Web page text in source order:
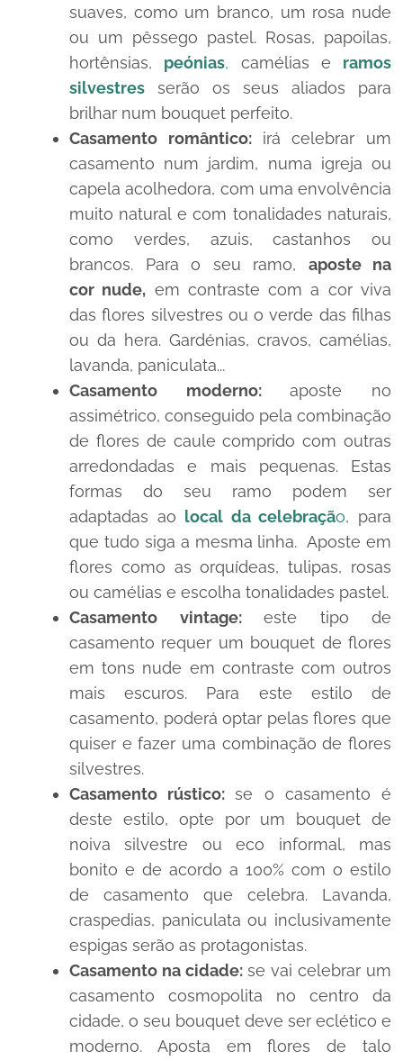
suaves, como um branco, um rosa nude
ou um pêssego pastel. Rosas, papoilas,
hortênsias, peónias, camélias e ramos
silvestres
serão os seus aliados para
brilhar num bouquet perfeito.
Casamento romântico: irá celebrar um
casamento num jardim, numa igreja ou
capela acolhedora, com uma envolvência
muito natural e com tonalidades naturais,
como verdes, azuis, castanhos ou
brancos. Para o seu ramo, aposte na
cor nude, em contraste com a cor viva
das flores silvestres ou o verde das filhas
ou da hera. Gardénias, cravos, camélias,
lavanda, paniculata...
Casamento moderno:aposte no
assimétrico, conseguido pela combinação
de flores de caule comprido com outras
arredondadas e mais pequenas. Estas
formas do seu ramo podem ser
adaptadas ao local da celebração, para
que tudo siga a mesma linha. Aposte em
flores como as orquídeas, tulipas, rosas
ou camélias e escolha tonalidades pastel.
Casamento vintage: este tipo de
casamento requer um bouquet de flores
em tons nude em contraste com outros
mais escuros. Para este estilo de
casamento, poderá optar pelas flores que
quiser e fazer uma combinação de flores
silvestres.
Casamento rústico:se o casamento é
deste estilo, opte por um bouquet de
noiva silvestre oueco informal, mas
bonito e de acordo a 100% com o estilo
de casamento que celebra. Lavanda,
craspedias, paniculata ou inclusivamente
espigas serão as protagonistas.
Casamento na cidade: se vai celebrar um
casamento cosmopolita no centro da
cidade, o seu bouquet deve ser eclético e
moderno. Aposta em flores de talo